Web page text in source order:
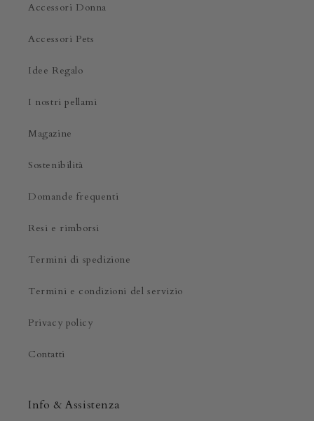
Accessori Donna
Accessori Pets
Idee Regalo
I nostri pellami
Magazine
Sostenibilità
Domande frequenti
Resi e rimborsi
Termini di spedizione
Termini e condizioni del servizio
Privacy policy
Contatti
Info & Assistenza